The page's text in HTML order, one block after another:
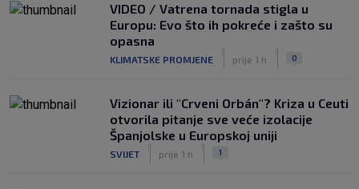
VIDEO / Vatrena tornada stigla u
Europu: Evo što ih pokreće i zašto su
opasna
KLIMATSKE PROMJENE prije 1 h 0
Vizionar ili "Crveni Orbán"? Kriza u Ceuti
otvorila pitanje sve veće izolacije
Španjolske u Europskoj uniji
SVIJET prije 1 h 1